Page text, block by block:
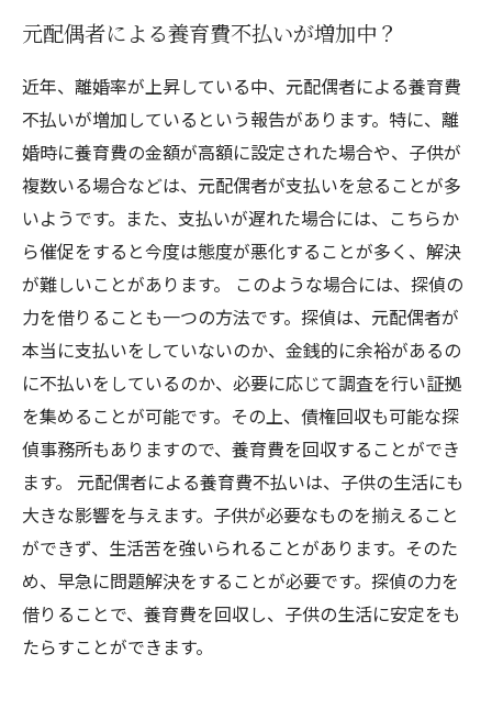
元配偶者による養育費不払いが増加中？
近年、離婚率が上昇している中、元配偶者による養育費
不払いが増加しているという報告があります。特に、離
婚時に養育費の金額が高額に設定された場合や、子供が
複数いる場合などは、元配偶者が支払いを怠ることが多
いようです。また、支払いが遅れた場合には、こちらか
ら催促をすると今度は態度が悪化することが多く、解決
が難しいことがあります。 このような場合には、探偵の
力を借りることも一つの方法です。探偵は、元配偶者が
本当に支払いをしていないのか、金銭的に余裕があるの
に不払いをしているのか、必要に応じて調査を行い証拠
を集めることが可能です。その上、債権回収も可能な探
偵事務所もありますので、養育費を回収することができ
ます。 元配偶者による養育費不払いは、子供の生活にも
大きな影響を与えます。子供が必要なものを揃えること
ができず、生活苦を強いられることがあります。そのた
め、早急に問題解決をすることが必要です。探偵の力を
借りることで、養育費を回収し、子供の生活に安定をも
たらすことができます。